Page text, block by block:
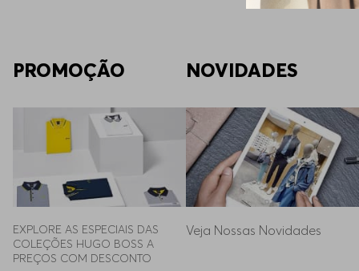
PROMOÇÃO
EXPLORE AS ESPECIAIS DAS
COLEÇÕES HUGO BOSS A
PREÇOS COM DESCONTO
NOVIDADES
Veja Nossas Novidades